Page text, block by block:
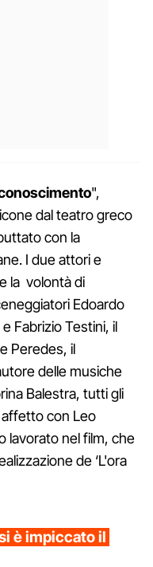
",
dal teatro greco
con la
I due attori e
la volontà di
Edoardo
Fabrizio Testini, il
Peredes, il
delle musiche
Balestra, tutti gli
con Leo
lavorato nel film, che
de ‘L'ora
è impiccato il